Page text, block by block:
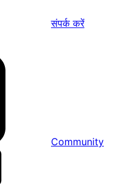
संपर्क करें
Community